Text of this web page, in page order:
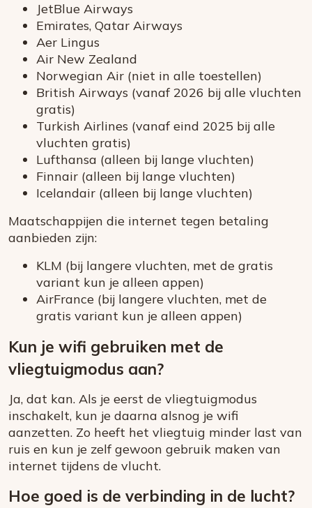
JetBlue Airways
Emirates, Qatar Airways
Aer Lingus
Air New Zealand
Norwegian Air (niet in alle toestellen)
British Airways (vanaf 2026 bij alle vluchten
gratis)
Turkish Airlines (vanaf eind 2025 bij alle
vluchten gratis)
Lufthansa (alleen bij lange vluchten)
Finnair (alleen bij lange vluchten)
Icelandair (alleen bij lange vluchten)
Maatschappijen die internet tegen betaling
aanbieden zijn:
KLM (bij langere vluchten, met de gratis
variant kun je alleen appen)
AirFrance (bij langere vluchten, met de
gratis variant kun je alleen appen)
Kun je wifi gebruiken met de
vliegtuigmodus aan?
Ja, dat kan. Als je eerst de vliegtuigmodus
inschakelt, kun je daarna alsnog je wifi
aanzetten. Zo heeft het vliegtuig minder last van
ruis en kun je zelf gewoon gebruik maken van
internet tijdens de vlucht.
Hoe goed is de verbinding in de lucht?